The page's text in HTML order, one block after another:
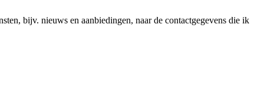
bijv. nieuws en aanbiedingen, naar de contactgegevens die ik